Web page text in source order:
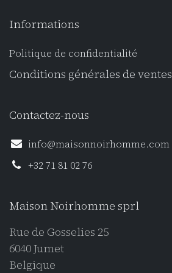
Informations
Politique de confidentialité
Conditions générales de ventes
Contactez-nous
info@maisonnoirhomme.com
+32 71 81 02 76
Maison Noirhomme sprl
Rue de Gosselies 25
6040 Jumet
Belgique